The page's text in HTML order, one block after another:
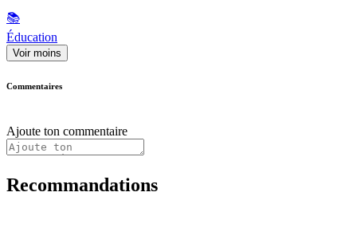
📚
Éducation
Voir moins
Commentaires
Ajoute ton commentaire
Recommandations